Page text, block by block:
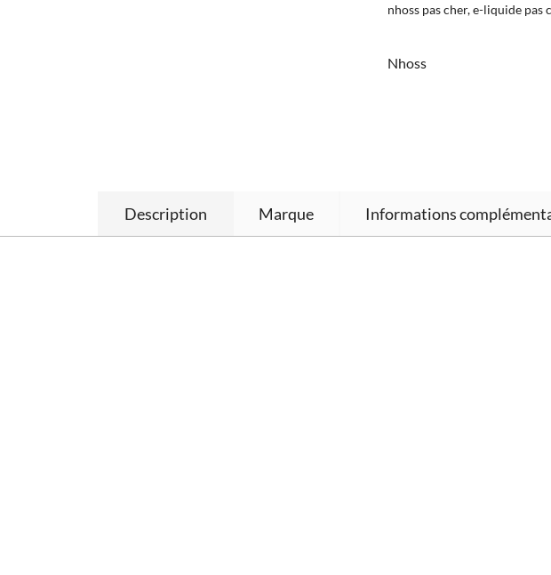
nhoss pas cher,e-liquide pas
Nhoss
Description Marque Informations